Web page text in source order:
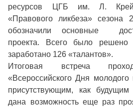
ресурсов ЦГБ им. Л.
«Правового ликбеза» сезона
обозначили основные
проекта. Всего было решено
заработано 126 «талантов».
Итоговая встреча
«Всероссийского Дня молодого
присутствующим, как
дана возможность еще раз